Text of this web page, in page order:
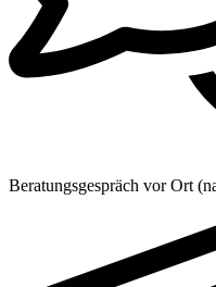
Beratungsgespräch vor Ort